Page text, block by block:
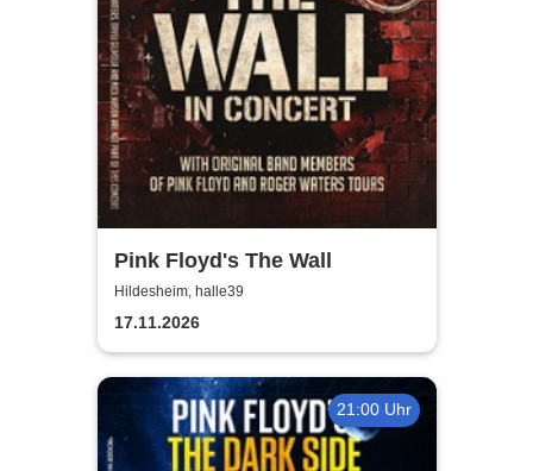
Pink Floyd's The Wall
Hildesheim, halle39
17.11.2026
21:00 Uhr